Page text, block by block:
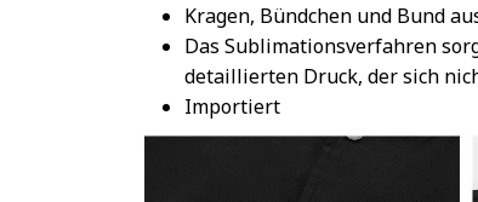
Kragen, Bündchen und Bund
Das Sublimationsverfahren
detaillierten Druck, der sich
Importiert